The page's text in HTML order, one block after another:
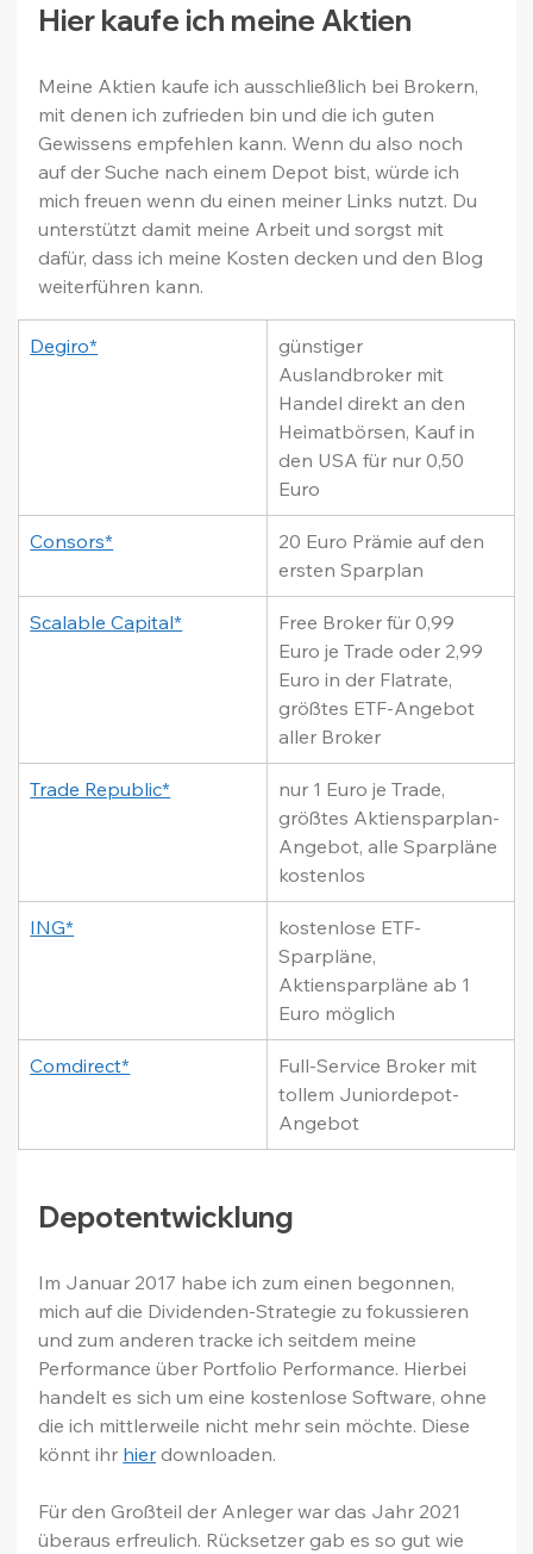
Hier kaufe ich meine Aktien
Meine Aktien kaufe ich ausschließlich bei Brokern,
mit denen ich zufrieden bin und die ich guten
Gewissens empfehlen kann. Wenn du also noch
auf der Suche nach einem Depot bist, würde ich
mich freuen wenn du einen meiner Links nutzt. Du
unterstützt damit meine Arbeit und sorgst mit
dafür, dass ich meine Kosten decken und den Blog
weiterführen kann.
Degiro*
günstiger
Auslandbroker mit
Handel direkt an den
Heimatbörsen, Kauf in
den USA für nur 0,50
Euro
Consors*
20 Euro Prämie auf den
ersten Sparplan
Scalable Capital*
Free Broker für 0,99
Euro je Trade oder 2,99
Euro in der Flatrate,
größtes ETF-Angebot
aller Broker
Trade Republic*
nur 1 Euro je Trade,
größtes Aktiensparplan-
Angebot, alle Sparpläne
kostenlos
ING*
kostenlose ETF-
Sparpläne,
Aktiensparpläne ab 1
Euro möglich
Comdirect*
Full-Service Broker mit
tollem Juniordepot-
Angebot
Depotentwicklung
Im Januar 2017 habe ich zum einen begonnen,
mich auf die Dividenden-Strategie zu fokussieren
und zum anderen tracke ich seitdem meine
Performance über Portfolio Performance. Hierbei
handelt es sich um eine kostenlose Software, ohne
die ich mittlerweile nicht mehr sein möchte. Diese
könnt ihr hier downloaden.
Für den Großteil der Anleger war das Jahr 2021
überaus erfreulich. Rücksetzer gab es so gut wie